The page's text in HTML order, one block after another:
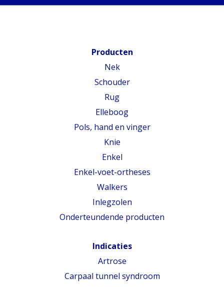
Producten
Nek
Schouder
Rug
Elleboog
Pols, hand en vinger
Knie
Enkel
Enkel-voet-ortheses
Walkers
Inlegzolen
Onderteundende producten
Indicaties
Artrose
Carpaal tunnel syndroom